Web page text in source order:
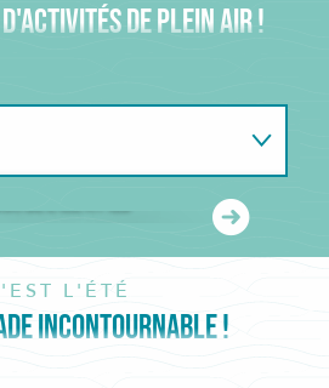
DE PLEIN AIR !
LIRE LA SUITE
L'ÉTÉ
INCONTOURNABLE !